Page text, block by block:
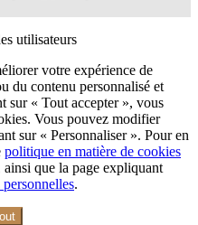
utilisateurs
votre expérience de
du contenu personnalisé et
sur « Tout accepter », vous
Vous pouvez modifier
sur « Personnaliser ». Pour en
politique en matière de cookies
ainsi que la page expliquant
.